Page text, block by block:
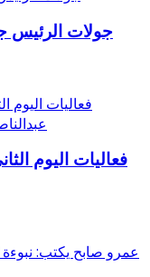
جولات الرئيس
فعاليات اليوم